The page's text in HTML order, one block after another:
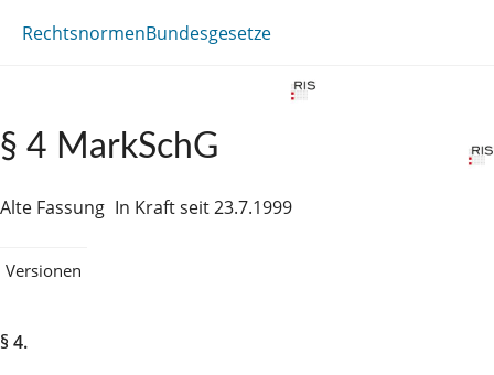
RechtsnormenBundesgesetze
§ 4 MarkSchG
Alte Fassung In Kraft seit 23.7.1999
Versionen
§ 4.